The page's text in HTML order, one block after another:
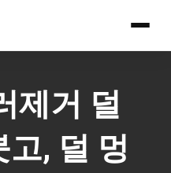
제거 덜
, 덜 멍